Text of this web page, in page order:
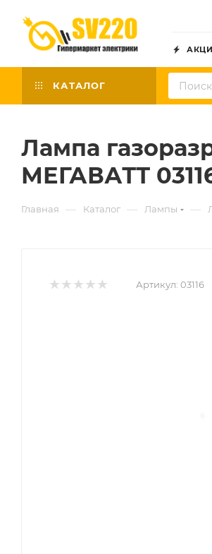
КАТАЛОГ
Лампа
МЕГАВАТТ
Главная — Каталог — Лампы —
Артикул: 03116